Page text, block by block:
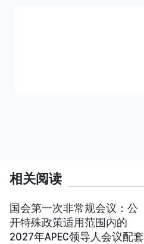
相关阅读
国会第一次非常规会议：公
开特殊政策适用范围内的
2027年APEC领导人会议配套